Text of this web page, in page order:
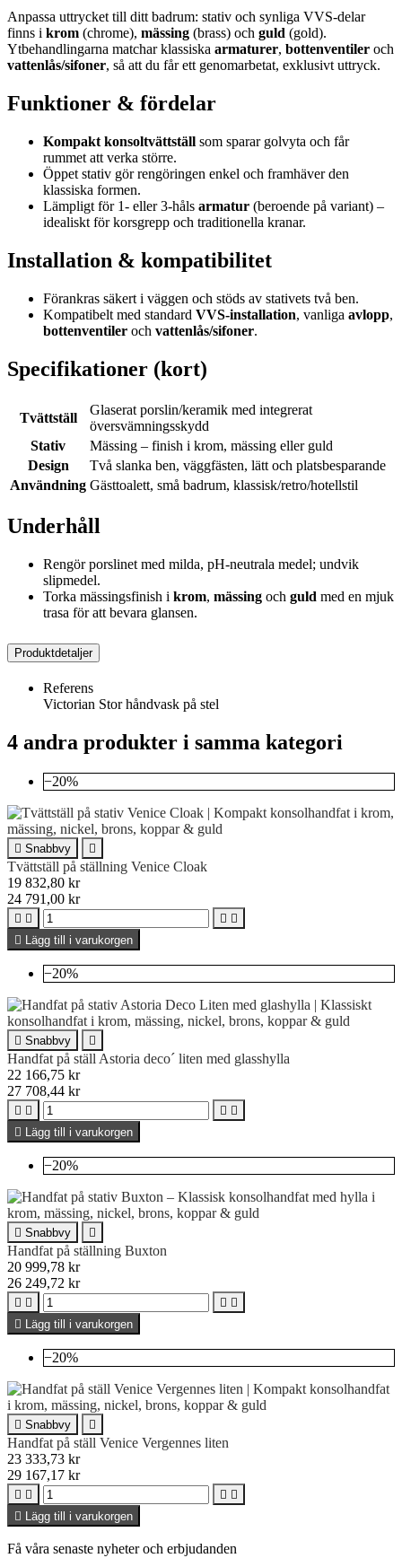
Anpassa uttrycket till ditt badrum: stativ och synliga VVS-delar
finns i krom (chrome), mässing (brass) och guld (gold).
Ytbehandlingarna matchar klassiska armaturer, bottenventiler och
vattenlås/sifoner, så att du får ett genomarbetat, exklusivt uttryck.
Funktioner & fördelar
Kompakt konsoltvättställ som sparar golvyta och får
rummet att verka större.
Öppet stativ gör rengöringen enkel och framhäver den
klassiska formen.
Lämpligt för 1- eller 3-håls armatur (beroende på variant) –
idealiskt för korsgrepp och traditionella kranar.
Installation & kompatibilitet
Förankras säkert i väggen och stöds av stativets två ben.
Kompatibelt med standard VVS-installation, vanliga avlopp,
bottenventiler och vattenlås/sifoner.
Specifikationer (kort)
Tvättställ
Glaserat porslin/keramik med integrerat
översvämningsskydd
Stativ
Mässing – finish i krom, mässing eller guld
Design
Två slanka ben, väggfästen, lätt och platsbesparande
Användning Gästtoalett, små badrum, klassisk/retro/hotellstil
Underhåll
Rengör porslinet med milda, pH-neutrala medel; undvik
slipmedel.
Torka mässingsfinish i krom, mässing och guld med en mjuk
trasa för att bevara glansen.
Produktdetaljer
Referens
Victorian Stor håndvask på stel
4 andra produkter i samma kategori
−20%
 Snabbvy 
Tvättställ på ställning Venice Cloak
19 832,80 kr
24 791,00 kr
   
 Lägg till i varukorgen
−20%
 Snabbvy 
Handfat på ställ Astoria deco´ liten med glasshylla
22 166,75 kr
27 708,44 kr
   
 Lägg till i varukorgen
−20%
 Snabbvy 
Handfat på ställning Buxton
20 999,78 kr
26 249,72 kr
   
 Lägg till i varukorgen
−20%
 Snabbvy 
Handfat på ställ Venice Vergennes liten
23 333,73 kr
29 167,17 kr
   
 Lägg till i varukorgen
Få våra senaste nyheter och erbjudanden